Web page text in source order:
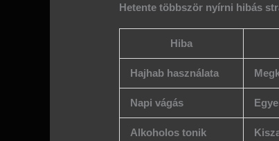
Hetente többször nyírni hibás
Hiba
Hajhab használata
Napi vágás
Alkoholos tonik